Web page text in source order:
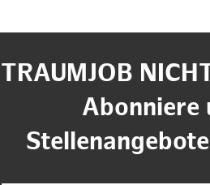
TRAUMJOB
Abonniere